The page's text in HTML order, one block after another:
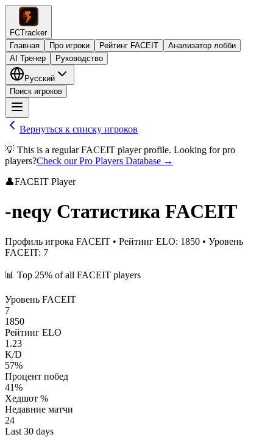
FCTracker
Главная
Про игроки Рейтинг FACEIT
Анализатор лобби
AI Тренер
Руководство
Русский
Поиск игроков
Вернуться к списку игроков
💡 This is a regular FACEIT player profile. Looking for pro
players?Check our Pro Players Database →
👤FACEIT Player
-neqy Статистика FACEIT
Профиль игрока FACEIT • Рейтинг ELO: 1850 • Уровень
FACEIT: 7
📊 Top 25% of all FACEIT players
Уровень FACEIT
7
1850
Рейтинг ELO
1.23
K/D
57%
Процент побед
41%
Хедшот %
Недавние матчи
24
Last 30 days